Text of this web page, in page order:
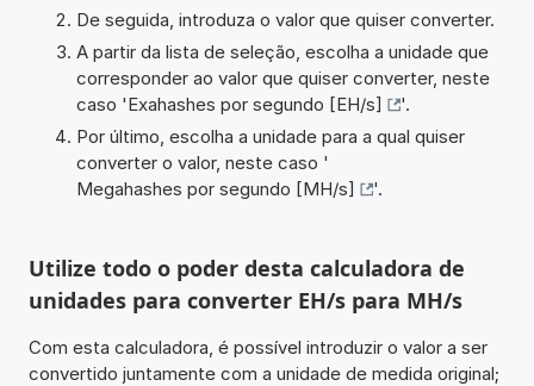
De seguida, introduza o valor que quiser converter.
A partir da lista de seleção, escolha a unidade que
corresponder ao valor que quiser converter, neste
caso 'Exahashes por segundo [EH/s]
'.
Por último, escolha a unidade para a qual quiser
converter o valor, neste caso '
Megahashes por segundo [MH/s]
'.
Utilize todo o poder desta calculadora de
unidades para converter EH/s para MH/s
Com esta calculadora, é possível introduzir o valor a ser
convertido juntamente com a unidade de medida original;